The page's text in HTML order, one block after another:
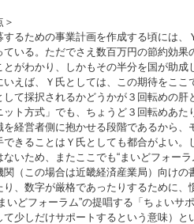
＞
るための事業計画を作成する頃には、
ている。ただでさえ数百万円の節約効
とがわかり、しかもその半分を国が助
いえば、Ｙ氏としては、この期待をこ
して採択されるかどうかが３回転めの肝
ト方式」でも、ちょうど３回転めあた
を経営者側に抱かせる段階であるから
できることはＹ氏としても都合がよい
いため、またここでも“まいどフォー
関（この場合は近畿経済産業局）向け
り、数字が厳格であったりするために
いどフォーラム”の提唱する「ちょいサ
て少しだけサポートするという意味）